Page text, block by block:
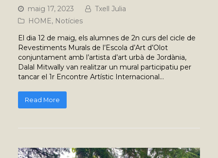
maig 17, 2023
Txell Julia
HOME, Notícies
El dia 12 de maig, els alumnes de 2n curs del cicle de
Revestiments Murals de l’Escola d’Art d’Olot
conjuntament amb l’artista d’art urbà de Jordània,
Dalal Mitwally van realitzar un mural participatiu per
tancar el 1r Encontre Artístic Internacional…
Read More